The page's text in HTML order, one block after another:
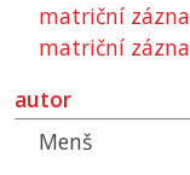
matriční
matriční
autor
Menš